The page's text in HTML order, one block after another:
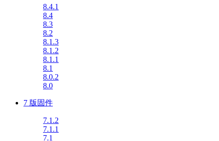
8.4.1
8.4
8.3
8.2
8.1.3
8.1.2
8.1.1
8.1
8.0.2
8.0
7 版固件
7.1.2
7.1.1
7.1